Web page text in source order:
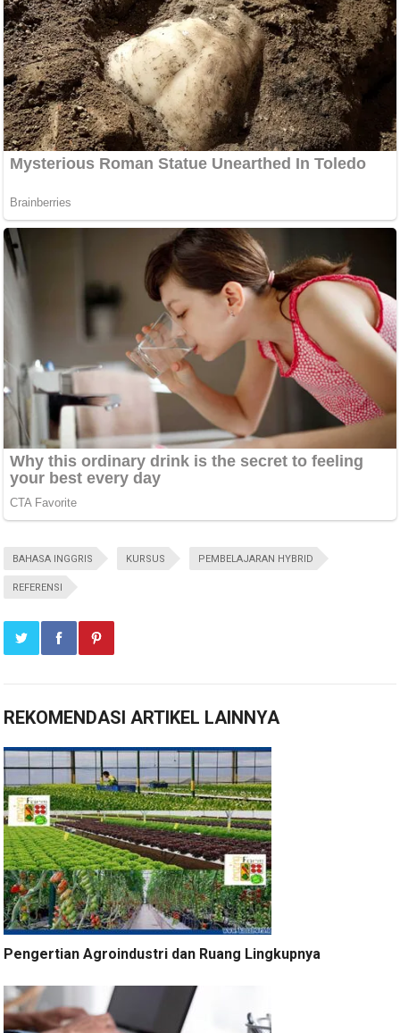
BAHASA INGGRIS KURSUS PEMBELAJARAN HYBRID
REFERENSI
REKOMENDASI ARTIKEL LAINNYA
Pengertian Agroindustri dan Ruang Lingkupnya